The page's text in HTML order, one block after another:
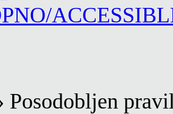
Posodobljen